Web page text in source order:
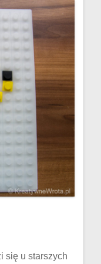
się u starszych